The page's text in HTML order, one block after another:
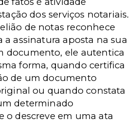
dos serviços notariais.
de notas reconhece
a assinatura aposta na sua
documento, ele autentica
forma, quando certifica
de um documento
ou quando constata
determinado
o descreve em uma ata